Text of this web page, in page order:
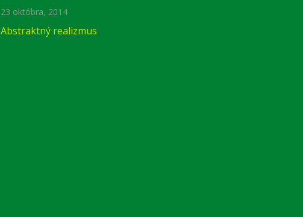
23 októbra, 2014
Abstraktný realizmus